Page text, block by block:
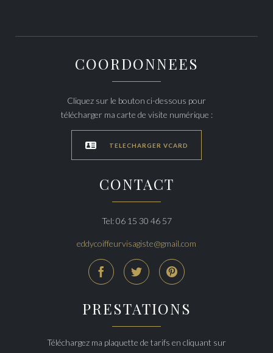
COORDONNEES
Cliquez sur le bouton ci-dessous pour
télécharger ma carte de visite numérique :
 TELECHARGER VCARD
CONTACT
Tel: 06 15 30 46 57
eddycoiffeurvisagiste@gmail.com
  
PRESTATIONS
Téléchargez ma plaquette de tarifs en cliquant sur